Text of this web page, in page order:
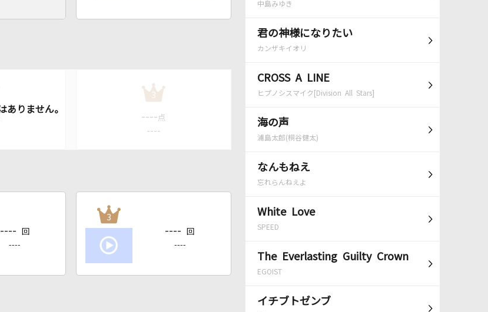
中島みゆき
君の神様になりたい
カンザキイオリ
CROSS A LINE
ヒプノシスマイク[Division All Stars]
海の声
浦島太郎(桐谷健太)
なんもねえ
忘れらんねえよ
White Love
SPEED
The Everlasting Guilty Crown
EGOIST
イチブトゼンブ
3
---- 点
----
---- 回
----
3
---- 回
----